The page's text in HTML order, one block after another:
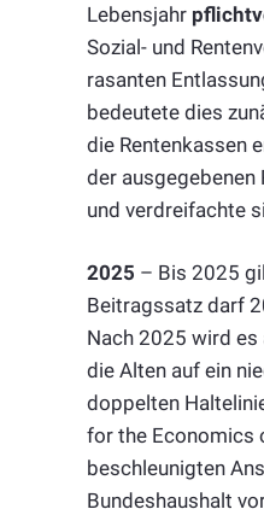
Lebensjahr
Sozial- und
rasanten
bedeutete dies
die Rentenkassen
der ausgegebenen
und verdreifachte
2025 – Bis 2025
Beitragssatz darf
Nach 2025 wird es
die Alten auf ein
doppelten
for the Economics
beschleunigten
Bundeshaushalt